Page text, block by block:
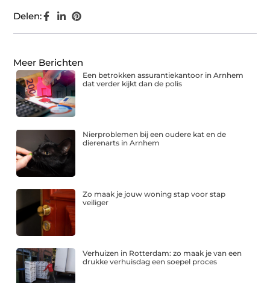
Delen:
Meer Berichten
Een betrokken assurantiekantoor in Arnhem
dat verder kijkt dan de polis
Nierproblemen bij een oudere kat en de
dierenarts in Arnhem
Zo maak je jouw woning stap voor stap
veiliger
Verhuizen in Rotterdam: zo maak je van een
drukke verhuisdag een soepel proces